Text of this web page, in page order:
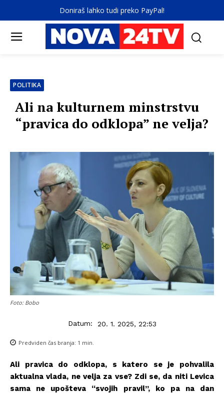
Doniraš lahko tudi preko PayPal!
POLITIKA
Ali na kulturnem minstrstvu
“pravica do odklopa” ne velja?
Foto: Bobo
Datum: 20. 1. 2025, 22:53
Predviden čas branja: 1 min.
Ali pravica do odklopa, s katero se je pohvalila
aktualna vlada, ne velja za vse? Zdi se, da niti Levica
sama ne upošteva “svojih pravil”, ko pa na dan